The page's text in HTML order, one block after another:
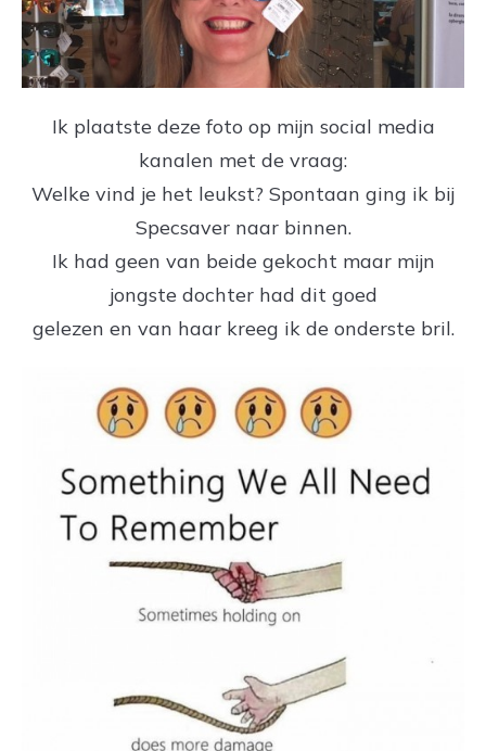
Ik plaatste deze foto op mijn social media
kanalen met de vraag:
Welke vind je het leukst? Spontaan ging ik bij
Specsaver naar binnen.
Ik had geen van beide gekocht maar mijn
jongste dochter had dit goed
gelezen en van haar kreeg ik de onderste bril.